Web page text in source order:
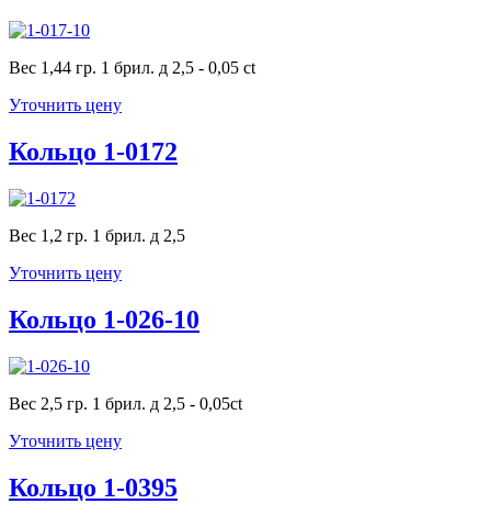
Вес 1,44 гр. 1 брил. д 2,5 - 0,05 ct
Уточнить цену
Кольцо 1-0172
Вес 1,2 гр. 1 брил. д 2,5
Уточнить цену
Кольцо 1-026-10
Вес 2,5 гр. 1 брил. д 2,5 - 0,05ct
Уточнить цену
Кольцо 1-0395